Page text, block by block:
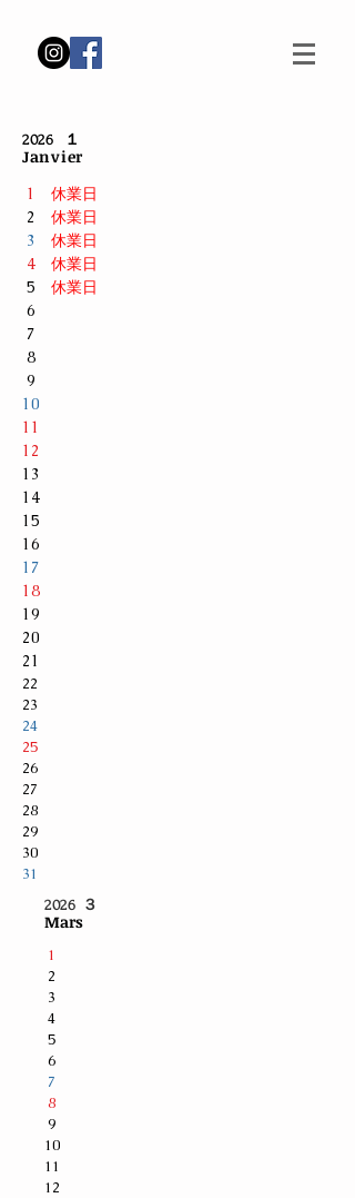
2026 １
Janvier
1
休業日
2
休業日
3
休業日
4 休業日
5 休業日
6
7
8
9
10
11
12
13
14
15
16
17
18
19
20
21
22
23
24
25
26
27
28
29
30
31
2026 ３
Mars
1
2
3
4
5
6
7
8
9
10
11
12